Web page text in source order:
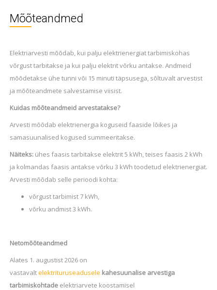
Mõõteandmed
Elektriarvesti mõõdab, kui palju elektrienergiat tarbimiskohas
võrgust tarbitakse ja kui palju elektrit võrku antakse. Andmeid
mõõdetakse ühe tunni või 15 minuti täpsusega, sõltuvalt arvestist
ja mõõteandmete salvestamise viisist.
Kuidas mõõteandmeid arvestatakse?
Arvesti mõõdab elektrienergia koguseid faaside lõikes ja
samasuunalised kogused summeeritakse.
Näiteks: ühes faasis tarbitakse elektrit 5 kWh, teises faasis 2 kWh
ja kolmandas faasis antakse võrku 3 kWh toodetud elektrienergiat.
Arvesti mõõdab selle perioodi kohta:
võrgust tarbimist 7 kWh,
võrku andmist 3 kWh.
Netomõõteandmed
Alates 1. augustist 2026 on
vastavaltelektrituruseadusele kahesuunalise arvestiga
tarbimiskohtade elektriarvete koostamisel